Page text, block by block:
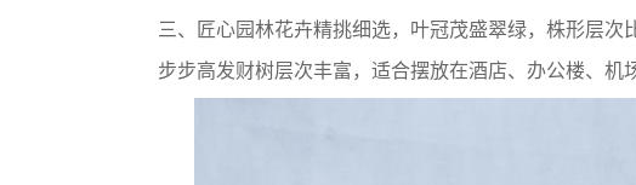
三、匠心园林花卉精挑细选，叶冠茂盛翠绿，株形层
步步高发财树层次丰富，适合摆放在酒店、办公楼、机